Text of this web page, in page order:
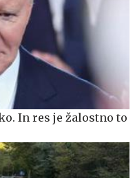
In res je žalostno to